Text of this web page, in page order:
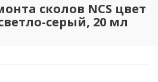
сколов NCS цвет
светло-серый, 20 мл